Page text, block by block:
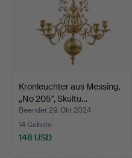
Kronleuchter aus Messing,
„No 205", Skultu…
Beendet 29. Okt 2024
14 Gebote
148 USD